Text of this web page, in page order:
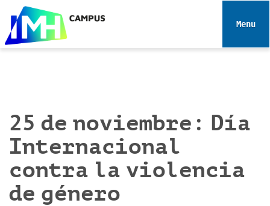
e
Toggle
25 de noviembre: Día
Internacional
contra la violencia
de género